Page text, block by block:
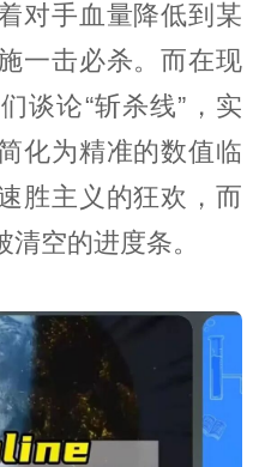
对手血量降低到某
一击必杀。而在现
谈论“斩杀线”，实
化为精准的数值临
胜主义的狂欢，而
空的进度条。